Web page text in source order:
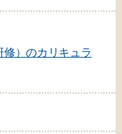
）のカリキュラ